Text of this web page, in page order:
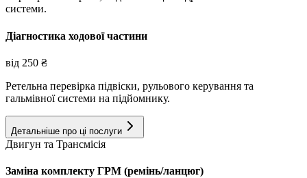
системи.
Діагностика ходової частини
від 250 ₴
Ретельна перевірка підвіски, рульового керування та
гальмівної системи на підйомнику.
Детальніше про ці послуги
Двигун та Трансмісія
Заміна комплекту ГРМ (ремінь/ланцюг)